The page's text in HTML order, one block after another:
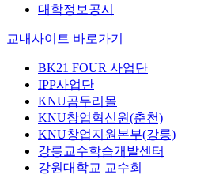
대학정보공시
교내사이트 바로가기
BK21 FOUR 사업단
IPP사업단
KNU곰두리몰
KNU창업혁신원(춘천)
KNU창업지원본부(강릉)
강릉교수학습개발센터
강원대학교 교수회